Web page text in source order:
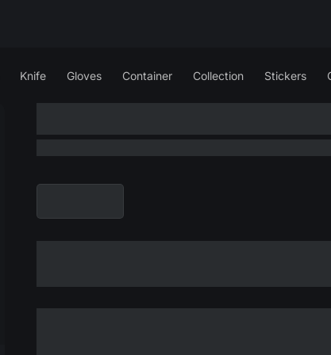
Knife Gloves Container Collection Stickers